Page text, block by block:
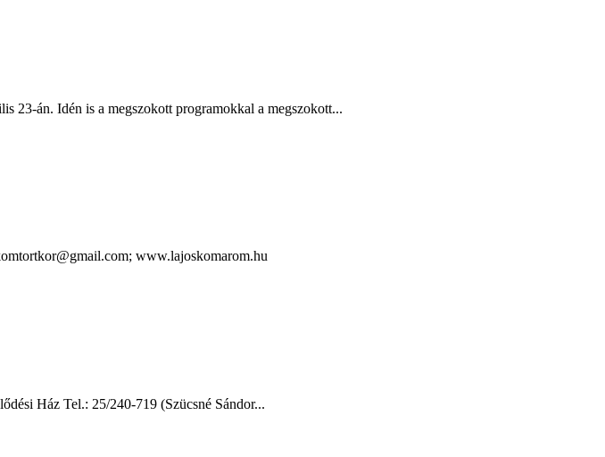
23-án. Idén is a megszokott programokkal a megszokott...
www.lajoskomarom.hu
Ház Tel.: 25/240-719 (Szücsné Sándor...